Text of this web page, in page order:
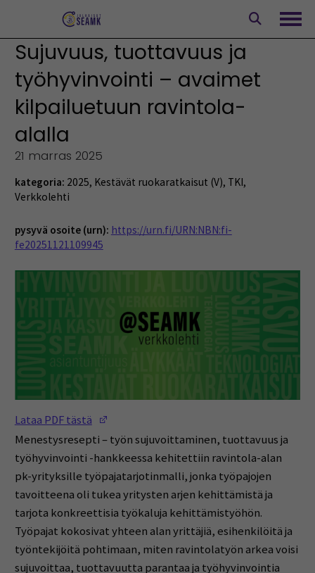
Sujuvuus, tuottavuus ja
työhyvinvointi – avaimet
kilpailuetuun ravintola-
alalla
21 marras 2025
kategoria: 2025, Kestävät ruokaratkaisut (V), TKI,
Verkkolehti
pysyvä osoite (urn): https://urn.fi/URN:NBN:fi-
fe20251121109945
Lataa PDF tästä
Menestysresepti – työn sujuvoittaminen, tuottavuus ja
työhyvinvointi -hankkeessa kehitettiin ravintola-alan
pk-yrityksille työpajatarjotinmalli, jonka työpajojen
tavoitteena oli tukea yritysten arjen kehittämistä ja
tarjota konkreettisia työkaluja kehittämistyöhön.
Työpajat kokosivat yhteen alan yrittäjiä, esihenkilöitä ja
työntekijöitä pohtimaan, miten ravintolatyön arkea voisi
sujuvoittaa, tuottavuutta parantaa ja työhyvinvointia